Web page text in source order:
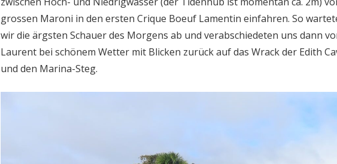
grossen Maroni in den ersten Crique Boeuf Lamentin einfahren. So
wir die ärgsten Schauer des Morgens ab und verabschiedeten uns dann
Laurent bei schönem Wetter mit Blicken zurück auf das Wrack der Edith
und den Marina-Steg.